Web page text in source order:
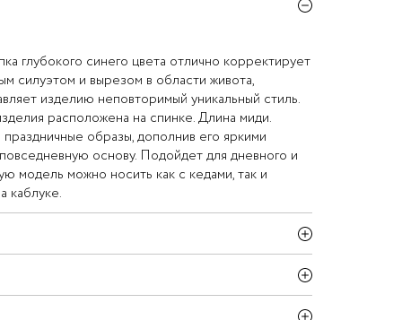
глубокого синего цвета отлично корректирует
силуэтом и вырезом в области живота,
изделию неповторимый уникальный стиль.
расположена на спинке. Длина миди.
образы, дополнив его яркими
основу. Подойдет для дневного и
модель можно носить как с кедами, так и
каблуке.